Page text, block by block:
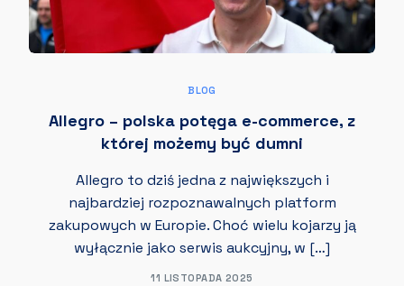
BLOG
Allegro – polska potęga e-commerce, z
której możemy być dumni
Allegro to dziś jedna z największych i
najbardziej rozpoznawalnych platform
zakupowych w Europie. Choć wielu kojarzy ją
wyłącznie jako serwis aukcyjny, w […]
11 LISTOPADA 2025